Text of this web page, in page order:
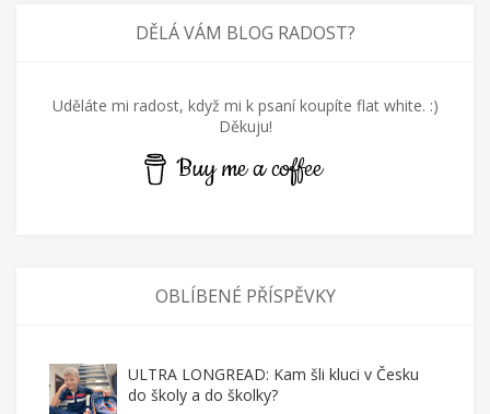
DĚLÁ VÁM BLOG RADOST?
Uděláte mi radost, když mi k psaní koupíte flat white. :)
Děkuju!
Buy me a coffee
OBLÍBENÉ PŘÍSPĚVKY
ULTRA LONGREAD: Kam šli kluci v Česku
do školy a do školky?